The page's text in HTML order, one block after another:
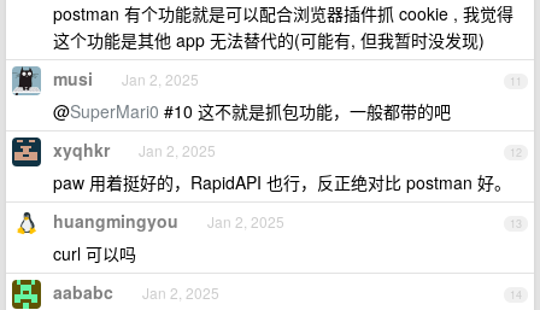
postman 有个功能就是可以配合浏览器插件抓 cookie , 我觉得
这个功能是其他 app 无法替代的(可能有, 但我暂时没发现)
11
musi Jan 2, 2025
@SuperMari0 #10 这不就是抓包功能，一般都带的吧
12
xyqhkr Jan 2, 2025
paw 用着挺好的，RapidAPI 也行，反正绝对比 postman 好。
13
huangmingyou Jan 2, 2025
curl 可以吗
14
aababc Jan 2, 2025